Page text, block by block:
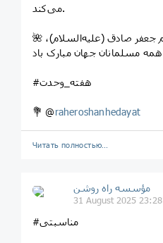
می‌کند.
🌺 میلاد پیامبر رحمت و امام جعفر صادق (علیه‌السلام)،
#هفته_وحدت
💐 @raheroshanhedayat
Читать полностью…
مؤسسه راه روشن
31 August 2025 23:28
#مناسبتی